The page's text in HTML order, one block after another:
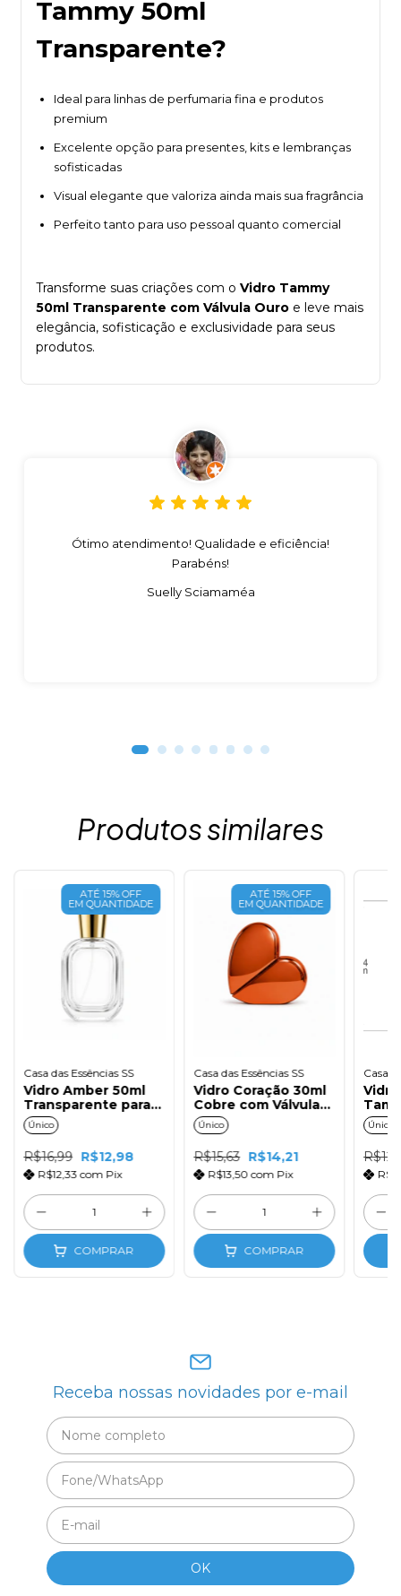
Tammy 50ml
Transparente?
Ideal para linhas de perfumaria fina e produtos
premium
Excelente opção para presentes, kits e lembranças
sofisticadas
Visual elegante que valoriza ainda mais sua fragrância
Perfeito tanto para uso pessoal quanto comercial
Transforme suas criações com o Vidro Tammy
50ml Transparente com Válvula Ouro e leve mais
elegância, sofisticação e exclusividade para seus
produtos.
Ótimo atendimento! Qualidade e eficiência!
Parabéns!
Suelly Sciamaméa
Produtos similares
ATÉ 15% OFF
EM QUANTIDADE
Casa das Essências SS
Vidro Amber 50ml
Transparente para
Perfumaria Fina com
Válvula Ouro
Único
R$16,99 R$12,98
R$12,33 com Pix
COMPRAR
ATÉ 15% OFF
EM QUANTIDADE
Casa das Essências SS
Vidro Coração 30ml
Cobre com Válvula
Spray
Único
R$15,63 R$14,21
R$13,50com Pix
COMPRAR
Casa
Único
Receba nossas novidades por e-mail